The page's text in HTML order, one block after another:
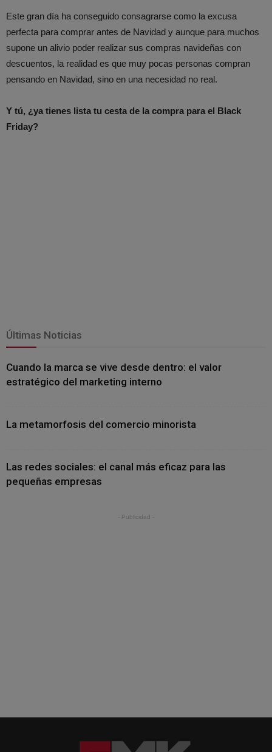
Este gran día ha conseguido consagrarse como la excusa
perfecta para comprar antes de Navidad y aunque para muchos
supone un alivio poder realizar sus compras navideñas con
descuentos, la realidad es que muy pocas personas compran
pensando en Navidad, sino en una necesidad no real.
Y tú, ¿ya tienes lista tu cesta de la compra para el Black
Friday?
Últimas Noticias
Cuando la marca se vive desde dentro: el valor
estratégico del marketing interno
La metamorfosis del comercio minorista
Las redes sociales: el canal más eficaz para las
pequeñas empresas
- Publicidad -